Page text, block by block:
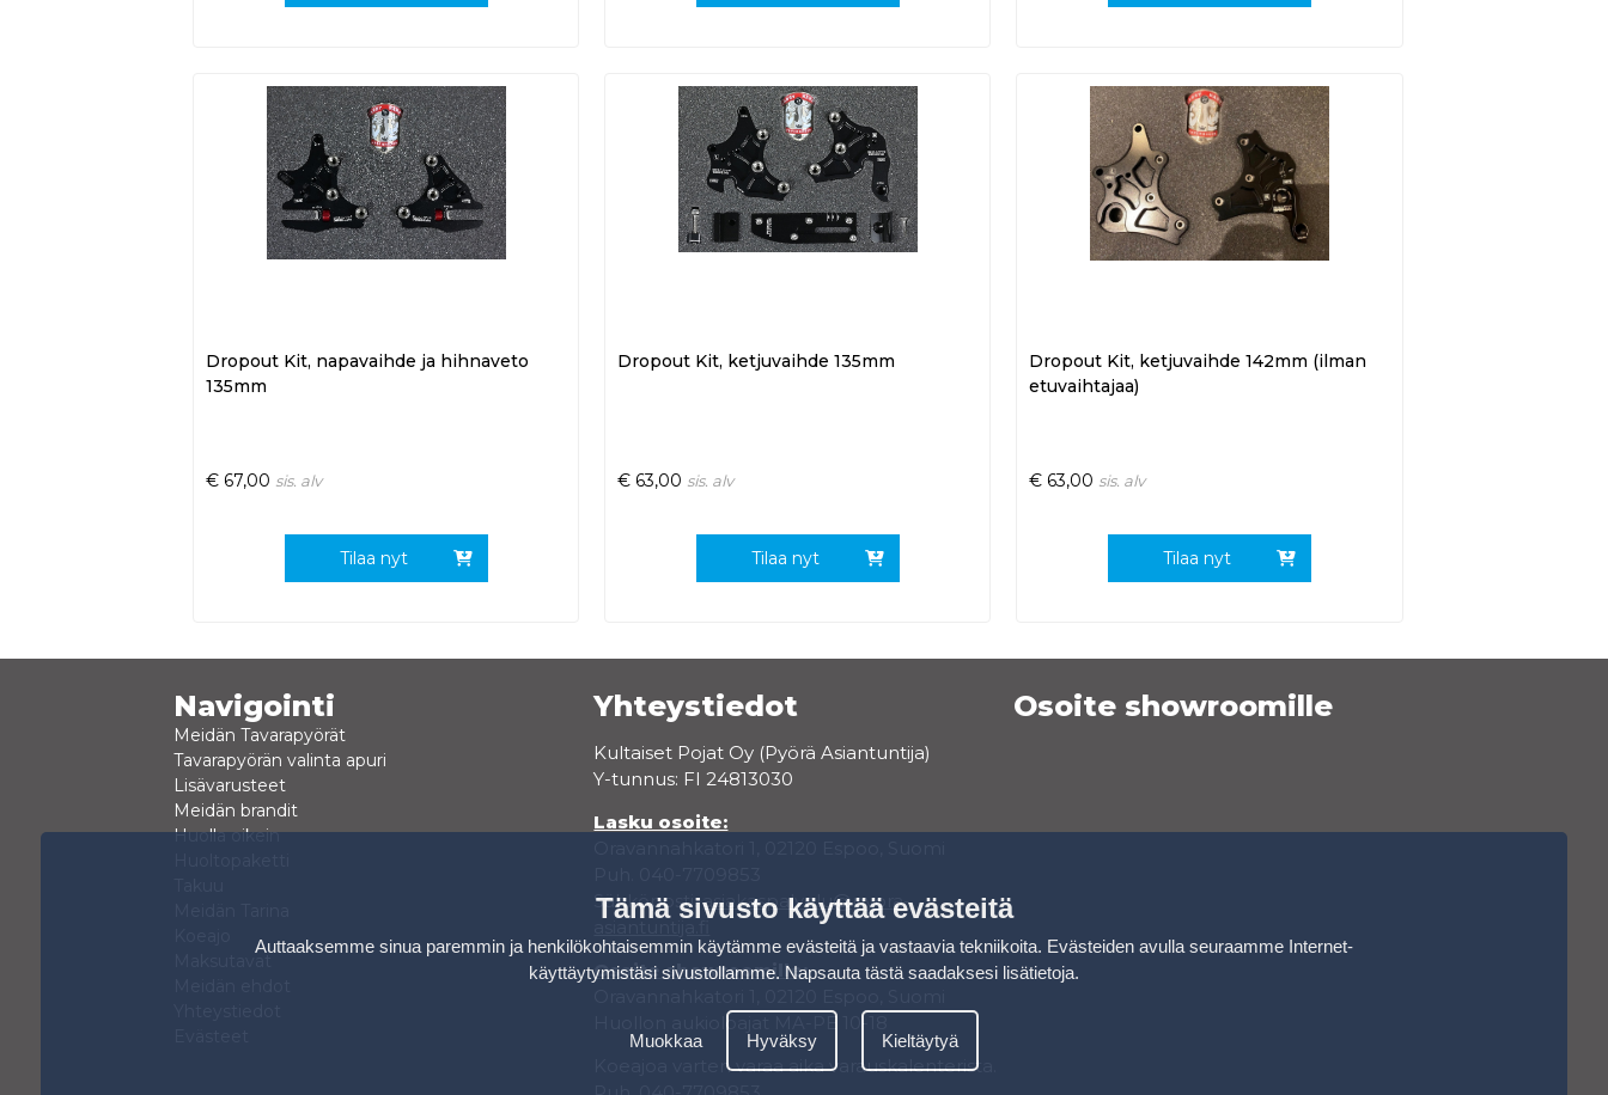
Dropout Kit, napavaihde ja hihnaveto
135mm
€ 67,00 sis. alv
Tilaa nyt
Dropout Kit, ketjuvaihde 135mm
€ 63,00 sis. alv
Tilaa nyt
Dropout Kit, ketjuvaihde 142mm (ilman
etuvaihtajaa)
€ 63,00 sis. alv
Tilaa nyt
Navigointi
Meidän Tavarapyörät
Tavarapyörän valinta apuri
Lisävarusteet
Meidän brandit
Huolla oikein
Yhteystiedot
Kultaiset Pojat Oy (Pyörä Asiantuntija)
Y-tunnus: FI 24813030
Lasku osoite:
Sähköposti:asiakaspalvelu@pyora-
Osoite showroomille:
Huollon aukioloajat MA-PE 10-18
Koeajoa varten varaa aika varauskalenterista.
Osoite showroomille
Tämä sivusto käyttää evästeitä
Auttaaksemme sinua paremmin ja henkilökohtaisemmin käytämme evästeitä ja vastaavia tekniikoita. Evästeiden avulla seuraamme Internet-
käyttäytymistäsi sivustollamme. Napsauta tästä saadaksesi lisätietoja.
Muokkaa Hyväksy Kieltäytyä